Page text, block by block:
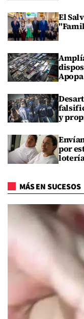
El
y
por
MÁS EN SUCESOS